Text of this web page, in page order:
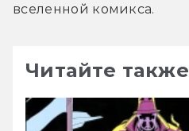
вселенной комикса.
Читайте также